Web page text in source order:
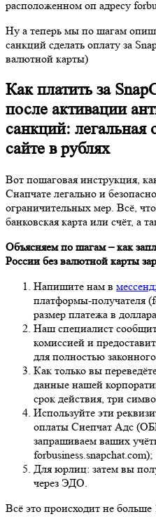
расположенном оп адресу
Ну а теперь мы по шагам
санкций сделать оплату за
валютной карты)
Как платить за
после активации
санкций: легальная
сайте в рублях
Вот пошаговая инструкция,
Снапчате легально и
ограничительных мер. Всё,
банковская карта или счёт, а
Объясняем по шагам – как
России без валютной карты
Напишите нам в
платформы-получателя
размер платежа в
Наш специалист
комиссией и
для полностью
Как только вы
данные нашей
срок действия, три
Используйте эти
оплаты Снепчат Адс
запрашиваем ваших
forbusiness.snapchat.com);
Для юрлиц: затем вы
через ЭДО.
Всё это происходит не больше